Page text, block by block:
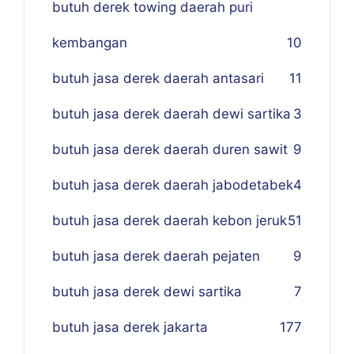
butuh derek towing daerah puri
kembangan 10
butuh jasa derek daerah antasari 11
butuh jasa derek daerah dewi sartika 3
butuh jasa derek daerah duren sawit 9
butuh jasa derek daerah jabodetabek4
butuh jasa derek daerah kebon jeruk51
butuh jasa derek daerah pejaten 9
butuh jasa derek dewi sartika 7
butuh jasa derek jakarta 177